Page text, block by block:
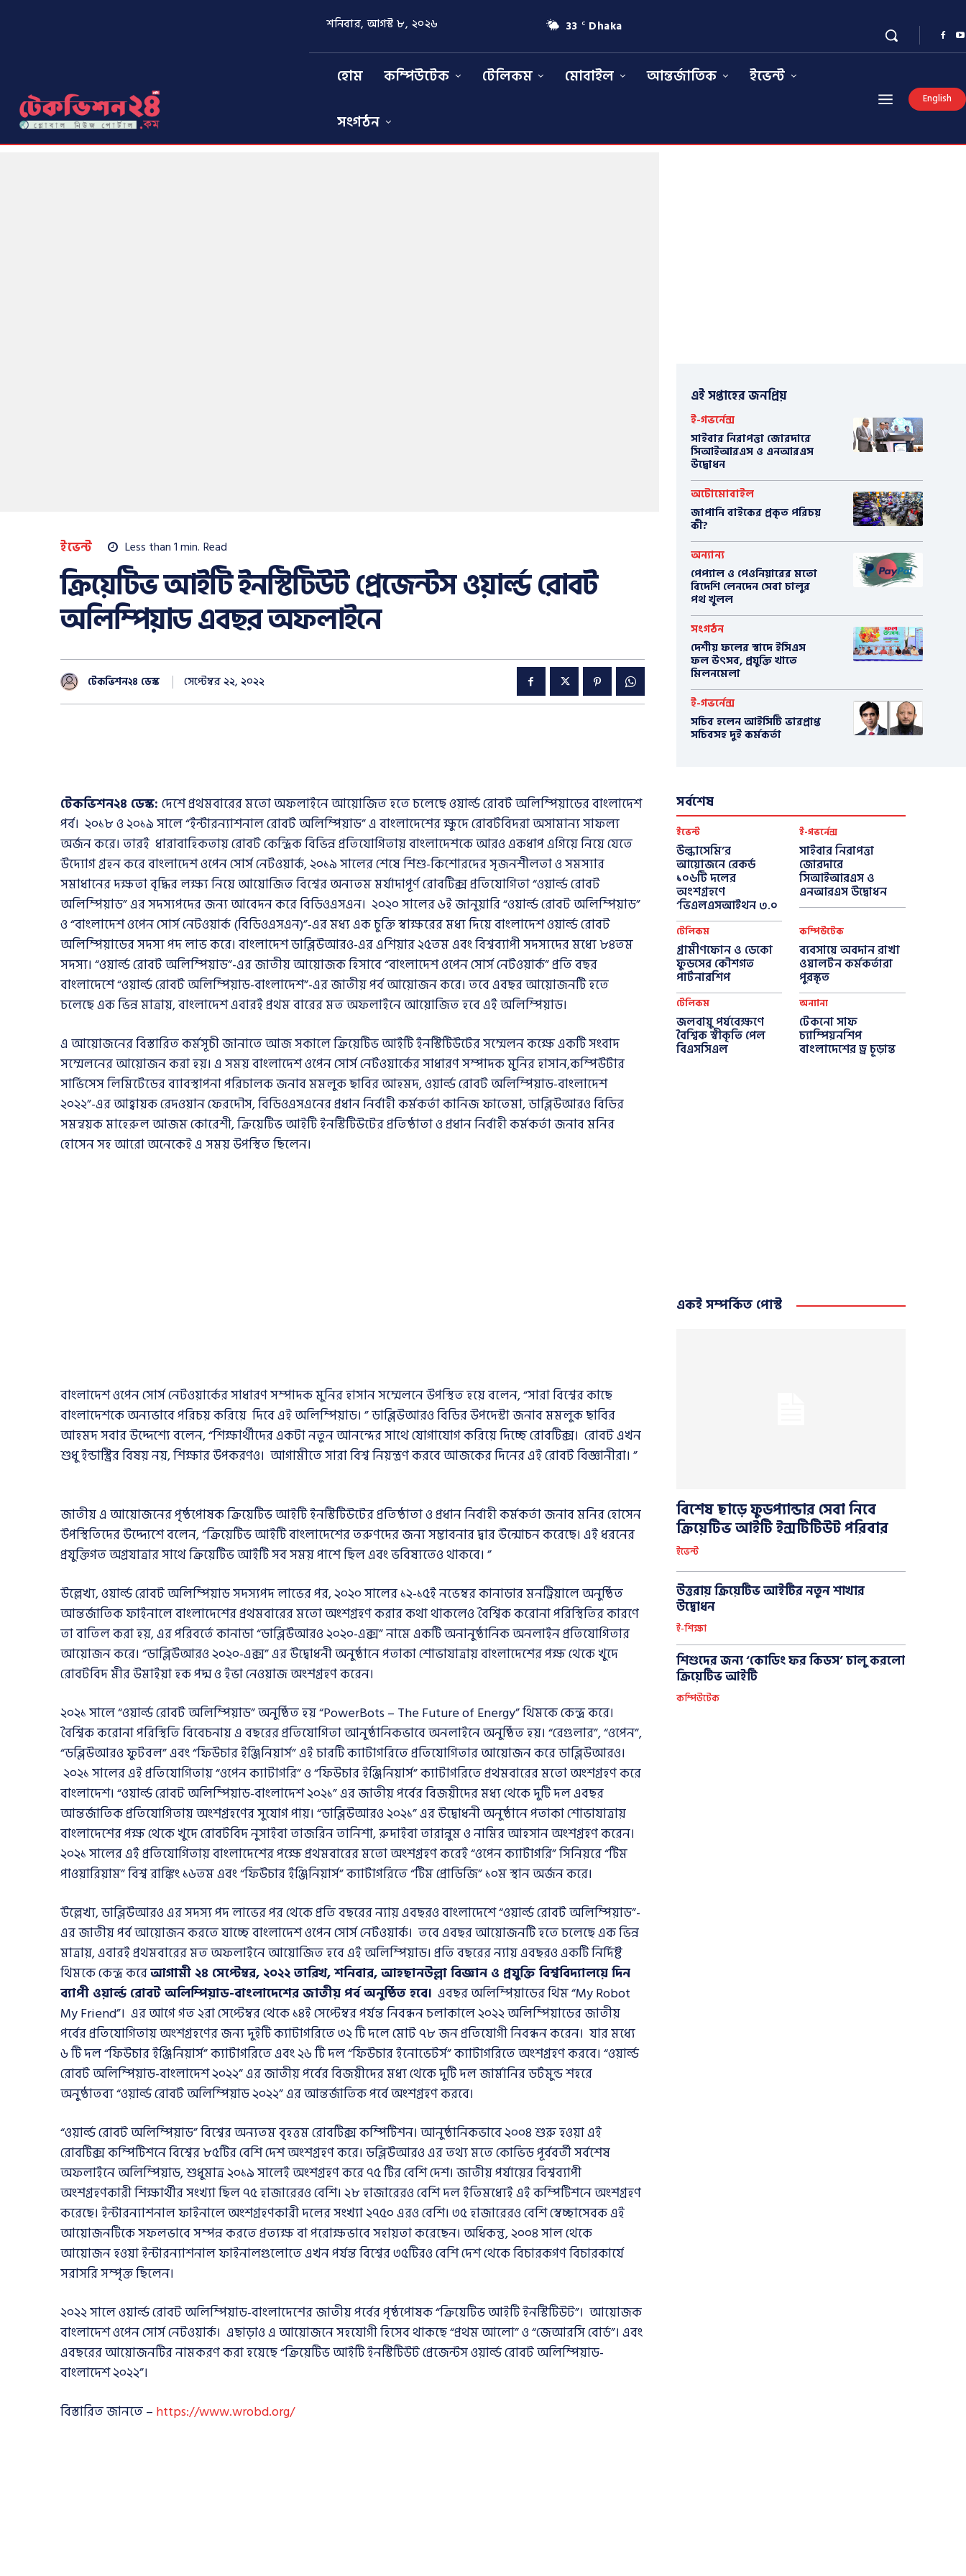
শনিবার, আগস্ট ৮, ২০২৬ 33 C Dhaka
হোম কম্পিউটেক টেলিকম মোবাইল আন্তর্জাতিক
ইভেন্ট
সংগঠন
English
ইভেন্ট Less than 1min. Read
ক্রিয়েটিভ আইটি ইনস্টিটিউট প্রেজেন্টস ওয়ার্ল্ড রোবট
অলিম্পিয়াড এবছর অফলাইনে
টেকভিশন২৪ ডেস্ক সেপ্টেম্বর ২২, ২০২২
টেকভিশন২৪ ডেস্ক: দেশে প্রথমবারের মতো অফলাইনে আয়োজিত হতে চলেছে ওয়ার্ল্ড রোবট অলিম্পিয়াডের বাংলাদেশ
পর্ব। ২০১৮ ও ২০১৯ সালে “ইন্টারন্যাশনাল রোবট অলিম্পিয়াড” এ বাংলাদেশের ক্ষুদে রোবটবিদরা অসামান্য সাফল্য
অর্জন করে। তারই ধারাবাহিকতায় রোবট কেন্দ্রিক বিভিন্ন প্রতিযোগিতায় বাংলাদেশকে আরও একধাপ এগিয়ে নিয়ে যেতে
উদ্যোগ গ্রহন করে বাংলাদেশ ওপেন সোর্স নেটওয়ার্ক, ২০১৯ সালের শেষে শিশু-কিশোরদের সৃজনশীলতা ও সমস্যার
সমাধানের দক্ষতা বৃদ্ধির লক্ষ্য নিয়ে আয়োজিত বিশ্বের অন্যতম মর্যাদাপূর্ণ রোবটিক্স প্রতিযোগিতা “ওয়ার্ল্ড রোবট
অলিম্পিয়াড” এর সদস্যপদের জন্য আবেদন করে বিডিওএসএন। ২০২০ সালের ৬ই জানুয়ারি “ওয়ার্ল্ড রোবট অলিম্পিয়াড”
ও “বাংলাদেশ ওপেন সোর্স নেটওয়ার্ক (বিডিওএসএন)”-এর মধ্য এক চুক্তি স্বাক্ষরের মধ্য দিয়ে বাংলাদেশ ওয়ার্ল্ড রোবট
অলিম্পিয়াডের সদস্য পদ লাভ করে। বাংলাদেশ ডাব্লিউআরও-এর এশিয়ার ২৫তম এবং বিশ্বব্যাপী সদস্যদের মধ্যে ৮৪তম
সদস্য। “ওয়ার্ল্ড রোবট অলিম্পিয়াড”-এর জাতীয় আয়োজক হিসাবে “বাংলাদেশ ওপেন সোর্স নেটওয়ার্ক” প্রতি বছর
বাংলাদেশে “ওয়ার্ল্ড রোবট অলিম্পিয়াড-বাংলাদেশ”-এর জাতীয় পর্ব আয়োজন করে। তবে এবছর আয়োজনটি হতে
চলেছে এক ভিন্ন মাত্রায়, বাংলাদেশ এবারই প্রথম বারের মত অফলাইনে আয়োজিত হবে এই অলিম্পিয়াড।
এ আয়োজনের বিস্তারিত কর্মসূচী জানাতে আজ সকালে ক্রিয়েটিভ আইটি ইনস্টিটিউটের সম্মেলন কক্ষে একটি সংবাদ
সম্মেলনের আয়োজন করা হয়। এ সময় বাংলাদেশ ওপেন সোর্স নেটওয়ার্কের সাধারণ সম্পাদক মুনির হাসান,কম্পিউটার
সার্ভিসেস লিমিটেডের ব্যাবস্থাপনা পরিচালক জনাব মমলুক ছাবির আহমদ, ওয়ার্ল্ড রোবট অলিম্পিয়াড-বাংলাদেশ
২০২২”-এর আহ্বায়ক রেদওয়ান ফেরদৌস, বিডিওএসএনের প্রধান নির্বাহী কর্মকর্তা কানিজ ফাতেমা, ডাব্লিউআরও বিডির
সমন্বয়ক মাহেরুল আজম কোরেশী, ক্রিয়েটিভ আইটি ইনস্টিটিউটের প্রতিষ্ঠাতা ও প্রধান নির্বাহী কর্মকর্তা জনাব মনির
হোসেন সহ আরো অনেকেই এ সময় উপস্থিত ছিলেন।
বাংলাদেশ ওপেন সোর্স নেটওয়ার্কের সাধারণ সম্পাদক মুনির হাসান সম্মেলনে উপস্থিত হয়ে বলেন, “সারা বিশ্বের কাছে
বাংলাদেশকে অন্যভাবে পরিচয় করিয়ে দিবে এই অলিম্পিয়াড। ” ডাব্লিউআরও বিডির উপদেস্টা জনাব মমলুক ছাবির
আহমদ সবার উদ্দেশ্যে বলেন, “শিক্ষার্থীদের একটা নতুন আনন্দের সাথে যোগাযোগ করিয়ে দিচ্ছে রোবটিক্স। রোবট এখন
শুধু ইন্ডাস্ট্রির বিষয় নয়, শিক্ষার উপকরণও। আগামীতে সারা বিশ্ব নিয়ন্ত্রণ করবে আজকের দিনের এই রোবট বিজ্ঞানীরা। ”
জাতীয় এ আয়োজনের পৃষ্ঠপোষক ক্রিয়েটিভ আইটি ইনস্টিটিউটের প্রতিষ্ঠাতা ও প্রধান নির্বাহী কর্মকর্তা জনাব মনির হোসেন
উপস্থিতিদের উদ্দ্যেশে বলেন, “ক্রিয়েটিভ আইটি বাংলাদেশের তরুণদের জন্য সম্ভাবনার দ্বার উন্মোচন করেছে। এই ধরনের
প্রযুক্তিগত অগ্রযাত্রার সাথে ক্রিয়েটিভ আইটি সব সময় পাশে ছিল এবং ভবিষ্যতেও থাকবে। ”
উল্লেখ্য, ওয়ার্ল্ড রোবট অলিম্পিয়াড সদস্যপদ লাভের পর, ২০২০ সালের ১২-১৫ই নভেম্বর কানাডার মনট্রিয়ালে অনুষ্ঠিত
আন্তর্জাতিক ফাইনালে বাংলাদেশের প্রথমবারের মতো অংশগ্রহণ করার কথা থাকলেও বৈশ্বিক করোনা পরিস্থিতির কারণে
তা বাতিল করা হয়, এর পরিবর্তে কানাডা “ডাব্লিউআরও ২০২০-এক্স” নামে একটি অনানুষ্ঠানিক অনলাইন প্রতিযোগিতার
আয়োজন করে। “ডাব্লিউআরও ২০২০-এক্স” এর উদ্বোধনী অনুষ্ঠানে পতাকা শোভাযাত্রায় বাংলাদেশের পক্ষ থেকে খুদে
রোবটবিদ মীর উমাইয়া হক পদ্ম ও ইভা নেওয়াজ অংশগ্রহণ করেন।
২০২১ সালে “ওয়ার্ল্ড রোবট অলিম্পিয়াড” অনুষ্ঠিত হয় “PowerBots – The Future of Energy” থিমকে কেন্দ্র করে।
বৈশ্বিক করোনা পরিস্থিতি বিবেচনায় এ বছরের প্রতিযোগিতা আনুষ্ঠানিকভাবে অনলাইনে অনুষ্ঠিত হয়। “রেগুলার”, “ওপেন”,
“ডব্লিউআরও ফুটবল” এবং “ফিউচার ইঞ্জিনিয়ার্স” এই চারটি ক্যাটাগরিতে প্রতিযোগিতার আয়োজন করে ডাব্লিউআরও।
২০২১ সালের এই প্রতিযোগিতায় “ওপেন ক্যাটাগরি” ও “ফিউচার ইঞ্জিনিয়ার্স” ক্যাটাগরিতে প্রথমবারের মতো অংশগ্রহণ করে
বাংলাদেশ। “ওয়ার্ল্ড রোবট অলিম্পিয়াড-বাংলাদেশ ২০২১” এর জাতীয় পর্বের বিজয়ীদের মধ্য থেকে দুটি দল এবছর
আন্তর্জাতিক প্রতিযোগিতায় অংশগ্রহণের সুযোগ পায়। “ডাব্লিউআরও ২০২১” এর উদ্বোধনী অনুষ্ঠানে পতাকা শোভাযাত্রায়
বাংলাদেশের পক্ষ থেকে খুদে রোবটবিদ নুসাইবা তাজরিন তানিশা, রুদাইবা তারান্নুম ও নামির আহসান অংশগ্রহণ করেন।
২০২১ সালের এই প্রতিযোগিতায় বাংলাদেশের পক্ষে প্রথমবারের মতো অংশগ্রহণ করেই “ওপেন ক্যাটাগরি” সিনিয়রে “টিম
পাওয়ারিয়াম” বিশ্ব রাঙ্কিং ১৬তম এবং “ফিউচার ইঞ্জিনিয়ার্স” ক্যাটাগরিতে “টিম প্রোডিজি” ১০ম স্থান অর্জন করে।
উল্লেখ্য, ডাব্লিউআরও এর সদস্য পদ লাভের পর থেকে প্রতি বছরের ন্যায় এবছরও বাংলাদেশে “ওয়ার্ল্ড রোবট অলিম্পিয়াড”-
এর জাতীয় পর্ব আয়োজন করতে যাচ্ছে বাংলাদেশ ওপেন সোর্স নেটওয়ার্ক। তবে এবছর আয়োজনটি হতে চলেছে এক ভিন্ন
মাত্রায়, এবারই প্রথমবারের মত অফলাইনে আয়োজিত হবে এই অলিম্পিয়াড। প্রতি বছরের ন্যায় এবছরও একটি নির্দিষ্ট
থিমকে কেন্দ্র করেআগামী ২৪ সেপ্টেম্বর, ২০২২ তারিখ, শনিবার, আহছানউল্লা বিজ্ঞান ও প্রযুক্তি বিশ্ববিদ্যালয়ে দিন
ব্যাপী ওয়ার্ল্ড রোবট অলিম্পিয়াড-বাংলাদেশের জাতীয় পর্ব অনুষ্ঠিত হবে। এবছর অলিম্পিয়াডের থিম “My Robot
My Friend”। এর আগে গত ২রা সেপ্টেম্বর থেকে ১৪ই সেপ্টেম্বর পর্যন্ত নিবন্ধন চলাকালে ২০২২ অলিম্পিয়াডের জাতীয়
পর্বের প্রতিযোগিতায় অংশগ্রহণের জন্য দুইটি ক্যাটাগরিতে ৩২ টি দলে মোট ৭৮ জন প্রতিযোগী নিবন্ধন করেন। যার মধ্যে
৬ টি দল “ফিউচার ইঞ্জিনিয়ার্স” ক্যাটাগরিতে এবং ২৬ টি দল “ফিউচার ইনোভেটর্স” ক্যাটাগরিতে অংশগ্রহণ করবে। “ওয়ার্ল্ড
রোবট অলিম্পিয়াড-বাংলাদেশ ২০২২” এর জাতীয় পর্বের বিজয়ীদের মধ্য থেকে দুটি দল জার্মানির ডর্টমুন্ড শহরে
অনুষ্ঠাতব্য “ওয়ার্ল্ড রোবট অলিম্পিয়াড ২০২২” এর আন্তর্জাতিক পর্বে অংশগ্রহণ করবে।
“ওয়ার্ল্ড রোবট অলিম্পিয়াড” বিশ্বের অন্যতম বৃহত্তম রোবটিক্স কম্পিটিশন। আনুষ্ঠানিকভাবে ২০০৪ শুরু হওয়া এই
রোবটিক্স কম্পিটিশনে বিশ্বের ৮৫টির বেশি দেশ অংশগ্রহণ করে। ডব্লিউআরও এর তথ্য মতে কোভিড পূর্ববর্তী সর্বশেষ
অফলাইনে অলিম্পিয়াড, শুধুমাত্র ২০১৯ সালেই অংশগ্রহণ করে ৭৫ টির বেশি দেশ। জাতীয় পর্যায়ের বিশ্বব্যাপী
অংশগ্রহণকারী শিক্ষার্থীর সংখ্যা ছিল ৭৫ হাজারেরও বেশি। ২৮ হাজারেরও বেশি দল ইতিমধ্যেই এই কম্পিটিশনে অংশগ্রহণ
করেছে। ইন্টারন্যাশনাল ফাইনালে অংশগ্রহণকারী দলের সংখ্যা ২৭৫০ এরও বেশি। ৩৫ হাজারেরও বেশি স্বেচ্ছাসেবক এই
আয়োজনটিকে সফলভাবে সম্পন্ন করতে প্রত্যক্ষ বা পরোক্ষভাবে সহায়তা করেছেন। অধিকন্তু, ২০০৪ সাল থেকে
আয়োজন হওয়া ইন্টারন্যাশনাল ফাইনালগুলোতে এখন পর্যন্ত বিশ্বের ৩৫টিরও বেশি দেশ থেকে বিচারকগণ বিচারকার্যে
সরাসরি সম্পৃক্ত ছিলেন।
২০২২ সালে ওয়ার্ল্ড রোবট অলিম্পিয়াড-বাংলাদেশের জাতীয় পর্বের পৃষ্ঠপোষক “ক্রিয়েটিভ আইটি ইনস্টিটিউট”। আয়োজক
বাংলাদেশ ওপেন সোর্স নেটওয়ার্ক। এছাড়াও এ আয়োজনে সহযোগী হিসেব থাকছে “প্রথম আলো” ও “জেআরসি বোর্ড”। এবং
এবছরের আয়োজনটির নামকরণ করা হয়েছে “ক্রিয়েটিভ আইটি ইনস্টিটিউট প্রেজেন্টস ওয়ার্ল্ড রোবট অলিম্পিয়াড-
বাংলাদেশ ২০২২”।
বিস্তারিত জানতে – https://www.wrobd.org/
এই সপ্তাহের জনপ্রিয়
ই-গভর্নেন্স
সাইবার নিরাপত্তা জোরদারে
সিআইআরএস ও এনআরএস
উদ্বোধন
অটোমোবাইল
​জাপানি বাইকের প্রকৃত পরিচয়
কী?
অন্যান্য
পেপ্যাল ও পেওনিয়ারের মতো
বিদেশি লেনদেন সেবা চালুর
পথ খুলল
সংগঠন
দেশীয় ফলের স্বাদে ইসিএস
ফল উৎসব, প্রযুক্তি খাতে
মিলনমেলা
ই-গভর্নেন্স
সচিব হলেন আইসিটি ভারপ্রাপ্ত
সচিবসহ দুই কর্মকর্তা
সর্বশেষ
ইভেন্ট
উল্কাসেমি’র
আয়োজনে রেকর্ড
১০৬টি দলের
অংশগ্রহণে
‘ভিএলএসআইথন ৩.০
ই-গভর্নেন্স
সাইবার নিরাপত্তা
জোরদারে
সিআইআরএস ও
এনআরএস উদ্বোধন
টেলিকম
গ্রামীণফোন ও ডেকো
ফুডসের কৌশগত
পার্টনারশিপ
কম্পিউটেক
ব্যবসায়ে অবদান রাখা
ওয়ালটন কর্মকর্তারা
পুরস্কৃত
টেলিকম
জলবায়ু পর্যবেক্ষণে
বৈশ্বিক স্বীকৃতি পেল
বিএসসিএল
অন্যান্য
টেকনো সাফ
চ্যাম্পিয়নশিপ
বাংলাদেশের ড্র চূড়ান্ত
একই সম্পর্কিত পোস্ট
বিশেষ ছাড়ে ফুডপ্যান্ডার সেবা নিবে
ক্রিয়েটিভ আইটি ইন্সটিটিউট পরিবার
ইভেন্ট
উত্তরায় ক্রিয়েটিভ আইটির নতুন শাখার
উদ্বোধন
ই-শিক্ষা
শিশুদের জন্য ‘কোডিং ফর কিডস’ চালু করলো
ক্রিয়েটিভ আইটি
কম্পিউটেক